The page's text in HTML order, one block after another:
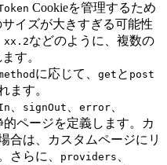
Cookieを管理するため
イズが大きすぎる可能性
xx.2などのように、複数の
す。
に応じて、 get と post
ます。
signOut error
的ページを定義します。カ
合は、カスタムページにリ
さらに、
providers